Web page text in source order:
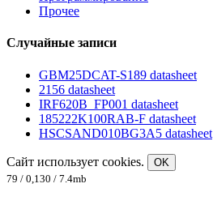
Прочее
Случайные записи
GBM25DCAT-S189 datasheet
2156 datasheet
IRF620B_FP001 datasheet
185222K100RAB-F datasheet
HSCSAND010BG3A5 datasheet
Сайт использует cookies.
OK
79 / 0,130 / 7.4mb